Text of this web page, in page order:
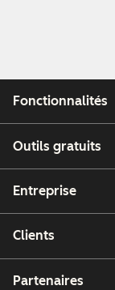
Fonctionnalités
Outils gratuits
Entreprise
Clients
Partenaires